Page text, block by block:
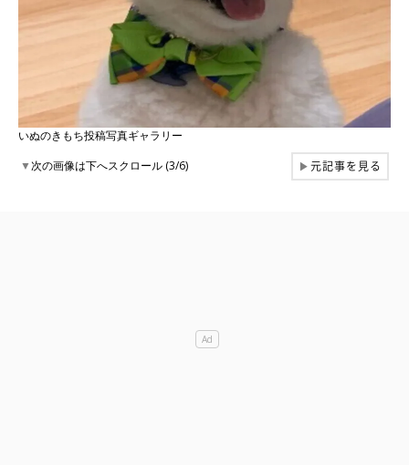
いぬのきもち投稿写真ギャラリー
▼次の画像は下へスクロール (3/6) ▶元記事を見る